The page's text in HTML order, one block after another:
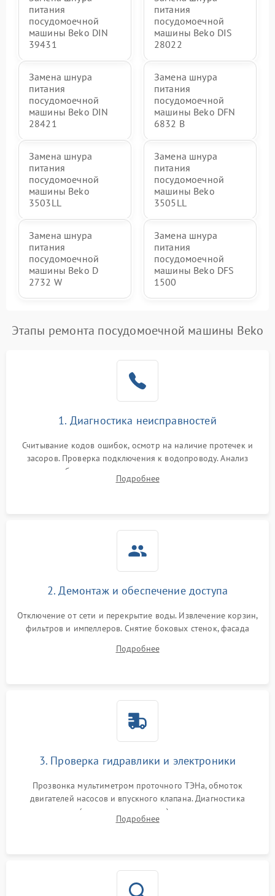
питания
посудомоечной
машины Beko DIN
39431
питания
посудомоечной
машины Beko DIS
28022
Замена шнура
питания
посудомоечной
машины Beko DIN
28421
Замена шнура
питания
посудомоечной
машины Beko DFN
6832 B
Замена шнура
питания
посудомоечной
машины Beko
3503LL
Замена шнура
питания
посудомоечной
машины Beko
3505LL
Замена шнура
питания
посудомоечной
машины Beko D
2732 W
Замена шнура
питания
посудомоечной
машины Beko DFS
1500
Этапы ремонта посудомоечной машины Beko
1. Диагностика неисправностей
Считывание кодов ошибок, осмотр на наличие протечек и
засоров. Проверка подключения к водопроводу. Анализ
жалоб на отсутствие слива, нагрева, вращения
разбрызгивателей или срабатывание системы защиты
Подробнее
2. Демонтаж и обеспечение доступа
Отключение от сети и перекрытие воды. Извлечение корзин,
фильтров и импеллеров. Снятие боковых стенок, фасада
циркуляционному насосу, ТЭНу и сливной помпе.
Подробнее
3. Проверка гидравлики и электроники
Прозвонка мультиметром проточного ТЭНа, обмоток
двигателей насосов и впускного клапана. Диагностика
прессостата (датчика уровня воды), датчика мутности,
концевика дверцы и электронного модуля управления.
Подробнее